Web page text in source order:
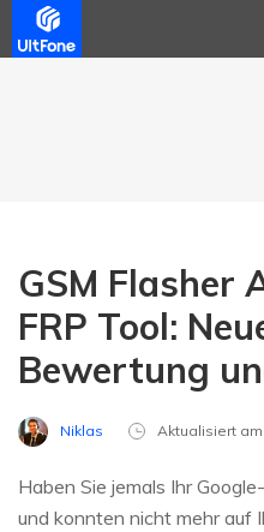
GSM Flasher
FRP Tool:
Bewertung
Niklas Aktualisiert
Haben Sie jemals Ihr
und konnten nicht mehr auf